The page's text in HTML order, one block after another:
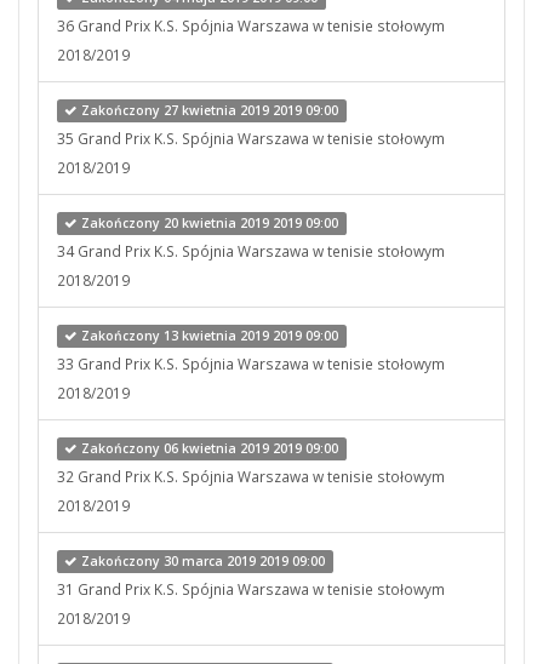
36 Grand Prix K.S. Spójnia Warszawa w tenisie stołowym
2018/2019
Zakończony 27 kwietnia 2019 2019 09:00
35 Grand Prix K.S. Spójnia Warszawa w tenisie stołowym
2018/2019
Zakończony 20 kwietnia 2019 2019 09:00
34 Grand Prix K.S. Spójnia Warszawa w tenisie stołowym
2018/2019
Zakończony 13 kwietnia 2019 2019 09:00
33 Grand Prix K.S. Spójnia Warszawa w tenisie stołowym
2018/2019
Zakończony 06 kwietnia 2019 2019 09:00
32 Grand Prix K.S. Spójnia Warszawa w tenisie stołowym
2018/2019
Zakończony 30 marca 2019 2019 09:00
31 Grand Prix K.S. Spójnia Warszawa w tenisie stołowym
2018/2019